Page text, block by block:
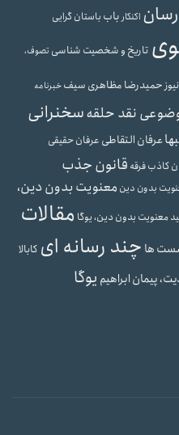
اکنکارباب باستان گرایی
تاریخ و شخصیت شناسی تصوف،
حمیدرضا مظاهری سیفخبرنامه
نقد حلقهسخنرانی
عرفان التقاطی عرفان حقیقی
کاذبفرقه قانون جذب
بدون دین معنویت بدون دین،
معنویت بدون دین، یوگا مقالات
ها چند رسانه ای کابالا
پیمان ابراهیم یوگا